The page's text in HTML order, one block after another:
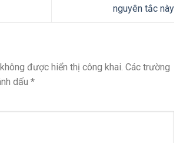
nguyên tắc này
được hiển thị công khai. Các trường
dấu *